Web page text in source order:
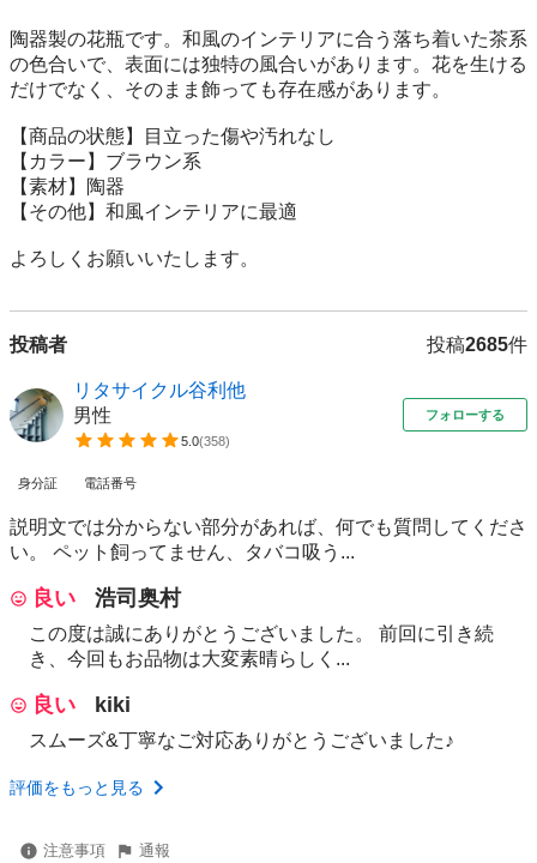
陶器製の花瓶です。和風のインテリアに合う落ち着いた茶系
の色合いで、表面には独特の風合いがあります。花を生ける
だけでなく、そのまま飾っても存在感があります。
【商品の状態】目立った傷や汚れなし
【カラー】ブラウン系
【素材】陶器
【その他】和風インテリアに最適
よろしくお願いいたします。
投稿者 投稿2685件
リタサイクル谷利他
男性
5.0(358)
フォローする
身分証 電話番号
説明文では分からない部分があれば、何でも質問してくださ
い。 ペット飼ってません、タバコ吸う...
良い 浩司奥村
この度は誠にありがとうございました。 前回に引き続
き、今回もお品物は大変素晴らしく...
良い kiki
スムーズ&丁寧なご対応ありがとうございました♪
評価をもっと見る
注意事項 通報